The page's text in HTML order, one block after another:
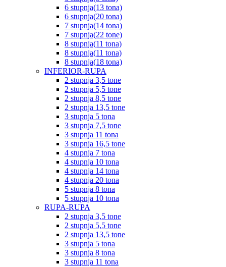
6 stupnja(13 tona)
6 stupnja(20 tona)
7 stupnja(14 tona)
7 stupnja(22 tone)
8 stupnja(11 tona)
8 stupnja(11 tona)
8 stupnja(18 tona)
INFERIOR-RUPA
2 stupnja 3,5 tone
2 stupnja 5,5 tone
2 stupnja 8,5 tone
2 stupnja 13,5 tone
3 stupnja 5 tona
3 stupnja 7,5 tone
3 stupnja 11 tona
3 stupnja 16,5 tone
4 stupnja 7 tona
4 stupnja 10 tona
4 stupnja 14 tona
4 stupnja 20 tona
5 stupnja 8 tona
5 stupnja 10 tona
RUPA-RUPA
2 stupnja 3,5 tone
2 stupnja 5,5 tone
2 stupnja 13,5 tone
3 stupnja 5 tona
3 stupnja 8 tona
3 stupnja 11 tona